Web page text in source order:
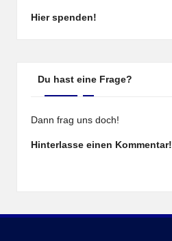
Hier spenden!
Du hast eine Frage?
Dann frag uns doch!
Hinterlasse einen Kommentar!